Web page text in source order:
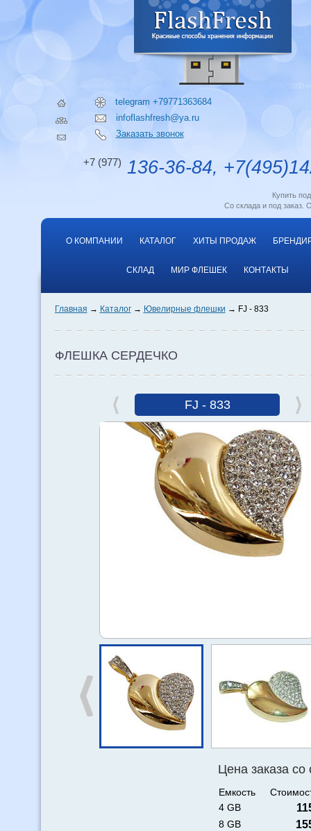
telegram +79771363684
infoflashfresh@ya.ru
Заказать звонок
+7 (977) 136-36-84,
Купить
Со склада и под заказ.
О КОМПАНИИ КАТАЛОГ ХИТЫ ПРОДАЖ
СКЛАД МИР ФЛЕШЕК КОНТАКТЫ
Главная Каталог Ювелирные флешки FJ - 833
ФЛЕШКА СЕРДЕЧКО
FJ - 833
Цена заказа со
Емкость
4 GB
8 GB